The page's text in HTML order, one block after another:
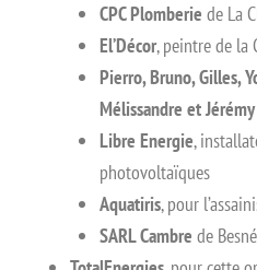
CPC Plomberie de La
El’Décor, peintre de la
Pierro, Bruno, Gilles,
Mélissandre et Jérémy
Libre Energie,
photovoltaïques
Aquatiris, pour
SARL Cambre de